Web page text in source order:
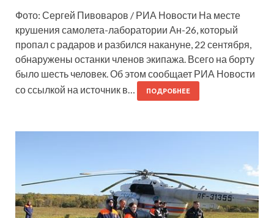
Фото: Сергей Пивоваров / РИА Новости На месте
крушения самолета-лаборатории Ан-26, который
пропал с радаров и разбился накануне, 22 сентября,
обнаружены останки членов экипажа. Всего на борту
было шесть человек. Об этом сообщает РИА Новости
со ссылкой на источник в…
ПОДРОБНЕЕ